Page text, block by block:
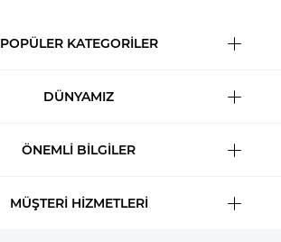
POPÜLER KATEGORİLER
DÜNYAMIZ
ÖNEMLİ BİLGİLER
MÜŞTERİ HİZMETLERİ